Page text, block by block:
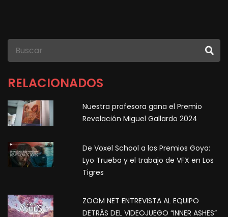
RELACIONADOS
Nuestra profesora gana el Premio
Revelación Miguel Gallardo 2024
De Voxel School a los Premios Goya:
Lyo Trueba y el trabajo de VFX en Los
Tigres
ZOOM NET ENTREVISTA AL EQUIPO
DETRÁS DEL VIDEOJUEGO “INNER ASHES”